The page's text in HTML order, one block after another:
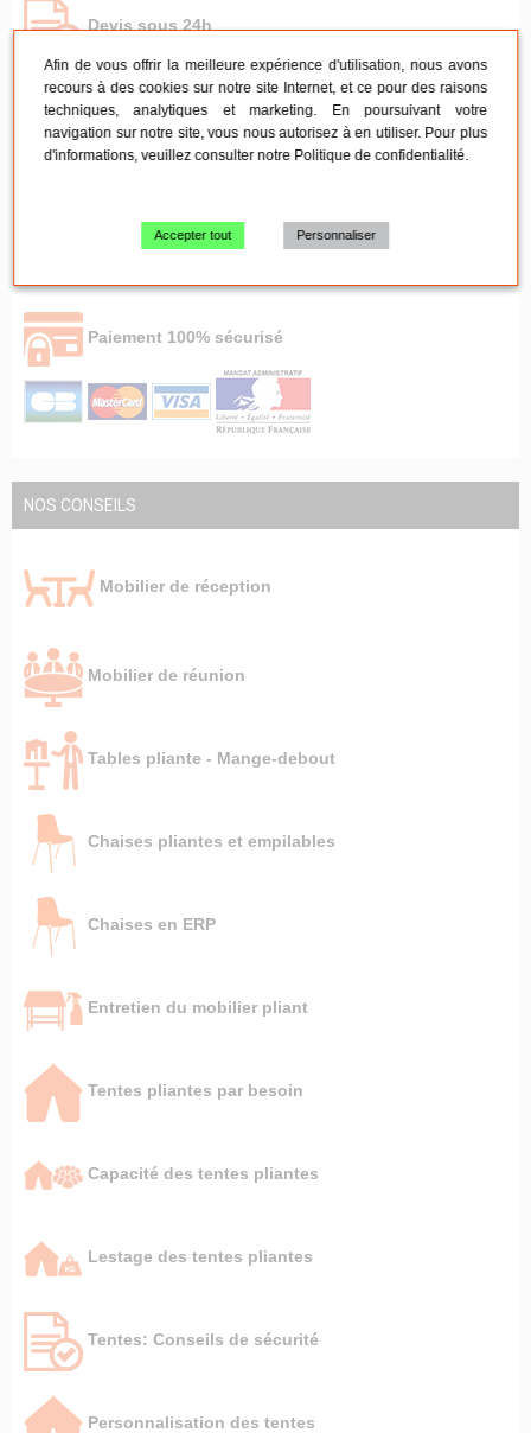
Devis sous 24h
Livraison rapide
SAV sous 24h
Paiement 100% sécurisé
NOS CONSEILS
Mobilier de réception
Mobilier de réunion
Tables pliante - Mange-debout
Chaises pliantes et empilables
Chaises en ERP
Entretien du mobilier pliant
Tentes pliantes par besoin
Capacité des tentes pliantes
Lestage des tentes pliantes
Tentes: Conseils de sécurité
Personnalisation des tentes
Afin de vous offrir la meilleure expérience d'utilisation, nous avons
recours à des cookies sur notre site Internet, et ce pour des raisons
techniques, analytiques et marketing. En poursuivant votre
navigation sur notre site, vous nous autorisez à en utiliser. Pour plus
d'informations, veuillez consulter notre Politique de confidentialité
Accepter tout Personnaliser